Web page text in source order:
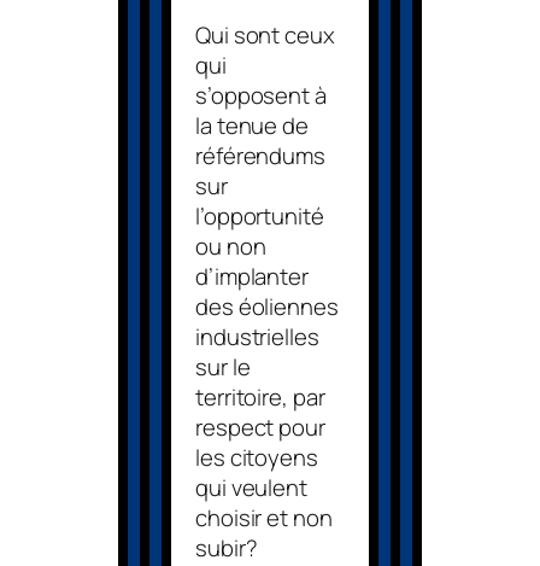
Qui sont ceux
qui
s’opposent à
la tenue de
référendums
sur
l’opportunité
ou non
d’implanter
des éoliennes
industrielles
sur le
territoire, par
respect pour
les citoyens
qui veulent
choisir et non
subir?